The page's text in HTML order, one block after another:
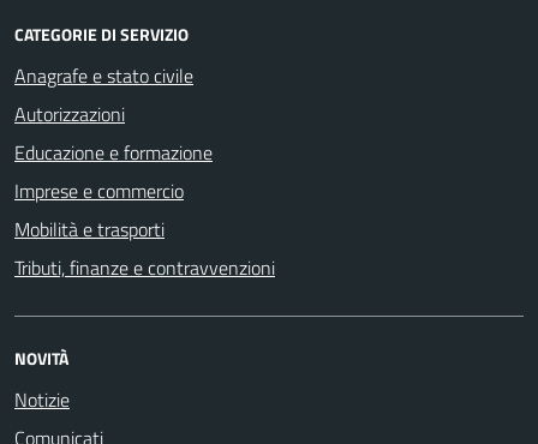
CATEGORIE DI SERVIZIO
Anagrafe e stato civile
Autorizzazioni
Educazione e formazione
Imprese e commercio
Mobilità e trasporti
Tributi, finanze e contravvenzioni
NOVITÀ
Notizie
Comunicati